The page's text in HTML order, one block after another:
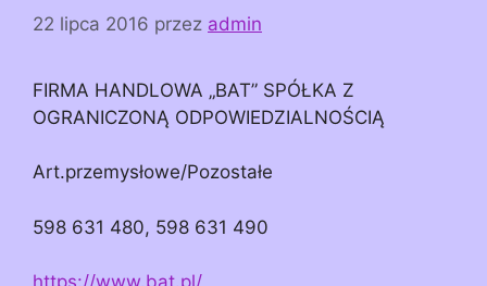
22 lipca 2016 przez admin
FIRMA HANDLOWA „BAT” SPÓŁKA Z
OGRANICZONĄ ODPOWIEDZIALNOŚCIĄ
Art.przemysłowe/Pozostałe
598 631 480, 598 631 490